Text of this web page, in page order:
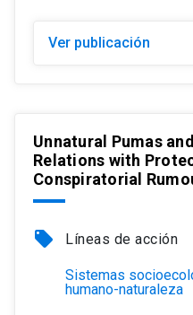
Ver publicación
Unnatural Pumas
Relations with
Conspiratorial
local_offer Líneas de acción
Sistemas
humano-naturaleza